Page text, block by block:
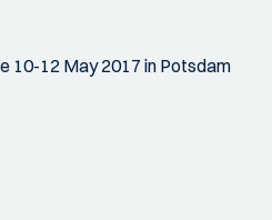
10-12 May 2017 in Potsdam